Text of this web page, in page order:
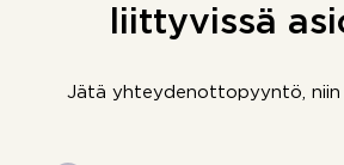
liittyvissä
Jätä yhteydenottopyyntö, niin